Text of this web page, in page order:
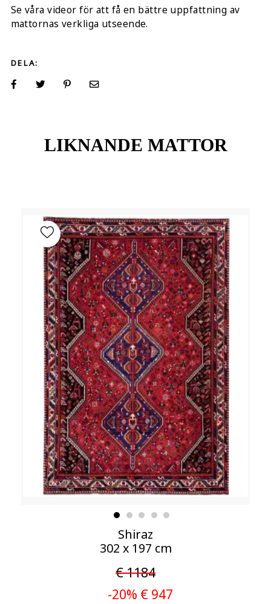
Se våra videor för att få en bättre uppfattning av
mattornas verkliga utseende.
DELA:
LIKNANDE MATTOR
Shiraz
302 x 197 cm
€ 1184
-20% € 947